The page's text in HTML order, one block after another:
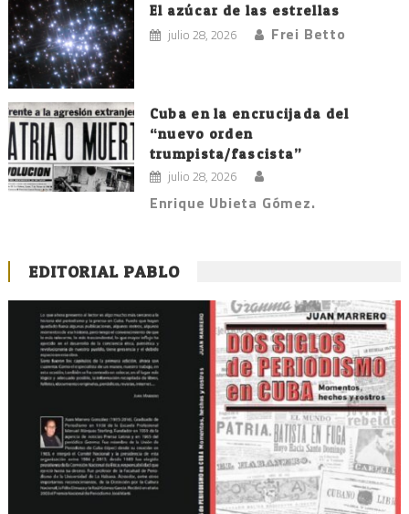
El azúcar de las estrellas
julio 28, 2026 Frei Betto
Cuba en la encrucijada del
“nuevo orden
trumpista/fascista”
julio 28, 2026
Enrique Ubieta Gómez.
EDITORIAL PABLO